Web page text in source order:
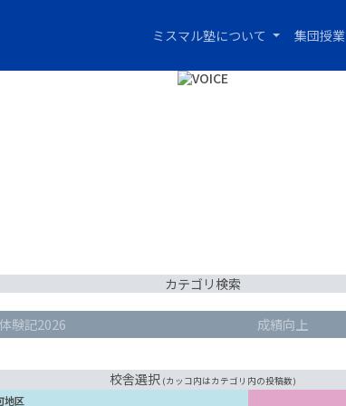
ミスマル塾について 集団授業
カテゴリ検索
験記2026 成績向上
校舎選択 (カッコ内はカテゴリ内の投稿数)
地区